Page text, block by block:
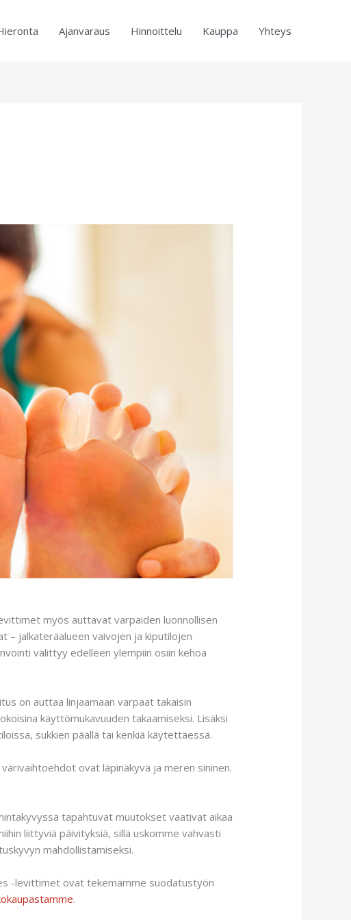
Ajanvaraus Hinnoittelu Kauppa Yhteys
myös auttavat varpaiden luonnollisen
– jalkateräalueen vaivojen ja kiputilojen
välittyy edelleen ylempiin osiin kehoa
on auttaa linjaamaan varpaat takaisin
käyttömukavuuden takaamiseksi. Lisäksi
sukkien päällä tai kenkiä käytettäessä.
ovat läpinäkyvä ja meren sininen.
tapahtuvat muutokset vaativat aikaa
liittyviä päivityksiä, sillä uskomme vahvasti
mahdollistamiseksi.
-levittimet ovat tekemämme suodatustyön
.